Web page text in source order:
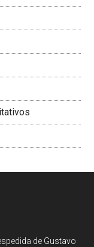
de Gustavo